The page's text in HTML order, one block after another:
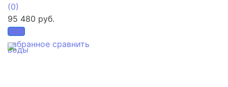
избранное сравнить
(0)
95 480 руб.